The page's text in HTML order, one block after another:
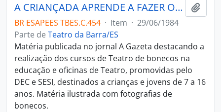
A CRIANÇADA APRENDE A FAZER O BOM TEATRO
BR ESAPEES TBES.C.454 · Item · 29/06/1984
Parte de Teatro da Barra/ES
Matéria publicada no jornal A Gazeta destacando a
realização dos cursos de Teatro de bonecos na
educação e oficinas de Teatro, promovidas pelo
DEC e SESI, destinados a crianças e jovens de 7 a 16
anos. Matéria ilustrada com fotografias de
bonecos.